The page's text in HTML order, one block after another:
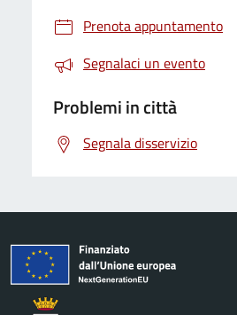
Prenota appuntamento
Segnalaci un evento
Problemi in città
Segnala disservizio